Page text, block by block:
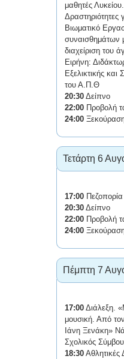
μαθητές
Δραστηριότητες
Βιωματικό
συναισθημάτων
διαχείριση του
Ειρήνη:
Εξελικτικής
του Α.Π.Θ
20:30 Δείπνο
22:00 Προβολή
24:00
Τετάρτη 6
17:00
20:30 Δείπνο
22:00 Προβολή
24:00
Πέμπτη 7
17:00 Διάλεξη.
μουσική. Από
Ιάνη Ξενάκη»
Σχολικός
18:30 Αθλητικές